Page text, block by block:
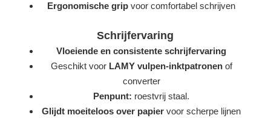
Ergonomische grip voor comfortabel schrijven
Schrijfervaring
Vloeiende en consistente schrijfervaring
Geschikt voor LAMY vulpen-inktpatronenof
converter
Penpunt: roestvrij staal.
Glijdt moeiteloos over papier voor scherpe lijnen